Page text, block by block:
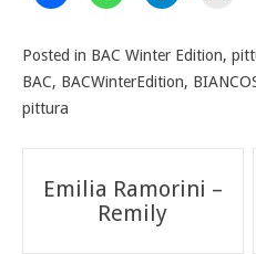
Posted in BAC Winter Edition,
BAC, BACWinterEdition,
pittura
Navigazione
articoli
Emilia Ramorini –
Remily